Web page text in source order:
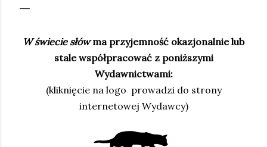
W świecie słówma przyjemność okazjonalnie lub
stale współpracować z poniższymi
Wydawnictwami:
(kliknięcie na logo prowadzi do strony
internetowej Wydawcy)